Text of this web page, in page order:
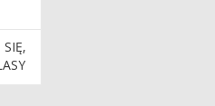
SIĘ,